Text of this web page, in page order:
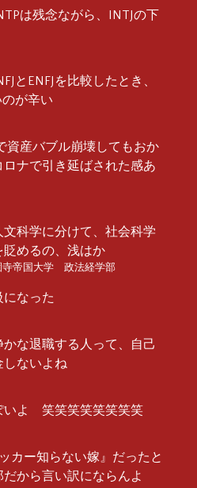
は残念ながら、INTJの下
とENFJを比較したとき、
が辛い
資産バブル崩壊してもおか
ロナで引き延ばされた感あ
科学に分けて、社会科学
めるの、浅はか
寺帝国大学 政法経学部
なった
な退職する人って、自己
しないよね
いよ 笑笑笑笑笑笑笑笑
カー知らない嫁』だったと
から言い訳にならんよ